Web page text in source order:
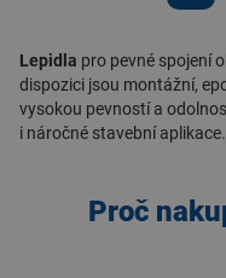
Lepidla pro pevné spojení
dispozici jsou montážní,
vysokou pevností a
i náročné stavební aplikace.
Proč